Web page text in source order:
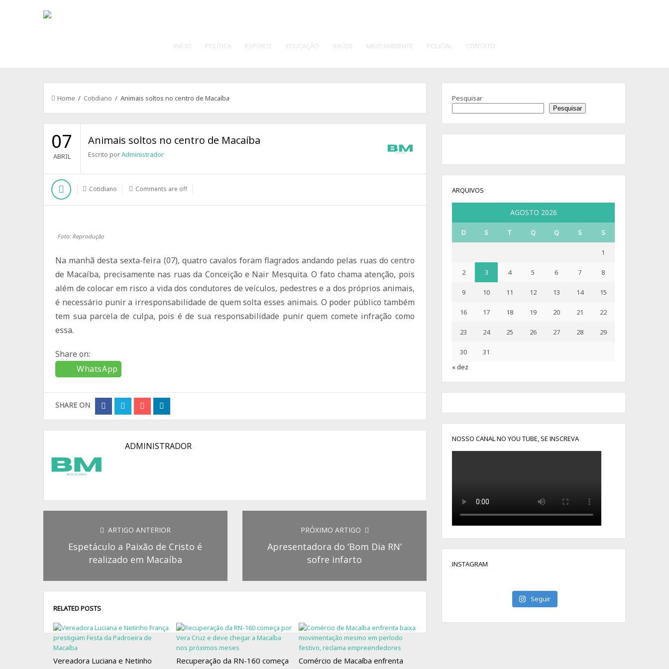
INÍCIO POLÍTICA ESPORTE EDUCAÇÃO SAÚDE MEIO AMBIENTE POLICIAL CONTATO
Home / Cotidiano / Animais soltos no centro de Macaíba
07
ABRIL
Animais soltos no centro de Macaíba
Escrito porAdministrador
Cotidiano Comments are off
Foto: Reprodução
Na manhã desta sexta-feira (07), quatro cavalos foram flagrados andando pelas ruas do centro
de Macaíba, precisamente nas ruas da Conceição e Nair Mesquita. O fato chama atenção, pois
além de colocar em risco a vida dos condutores de veículos, pedestres e a dos próprios animais,
é necessário punir a irresponsabilidade de quem solta esses animais. O poder público também
tem sua parcela de culpa, pois é de sua responsabilidade punir quem comete infração como
essa.
Share on:
WhatsApp
SHARE ON
ADMINISTRADOR
ARTIGO ANTERIOR
Espetáculo a Paixão de Cristo é
realizado em Macaíba
PRÓXIMO ARTIGO
Apresentadora do ‘Bom Dia RN’
sofre infarto
RELATED POSTS
Vereadora Luciana e Netinho
Recuperação da RN-160 começa
Comércio de Macaíba enfrenta
Pesquisar
Pesquisar
ARQUIVOS
AGOSTO 2026
D S T Q Q S S
1
2 3 4 5 6 7 8
9 10 11 12 13 14 15
16 17 18 19 20 21 22
23 24 25 26 27 28 29
30
31
« dez
NOSSO CANAL NO YOU TUBE, SE INSCREVA
INSTAGRAM
Seguir